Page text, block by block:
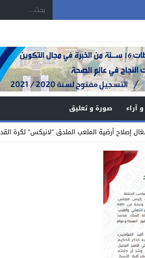
آراء
صورة و تعليق
الملعب الملحق “لانيكس” لكرة القدم بسطات